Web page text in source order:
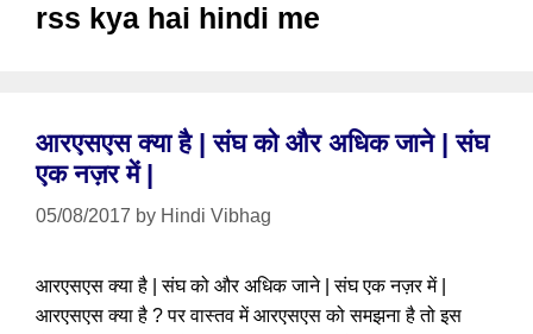
rss kya hai hindi me
आरएसएस क्या है | संघ को और अधिक जाने | संघ
एक नज़र में |
05/08/2017 by Hindi Vibhag
आरएसएस क्या है | संघ को और अधिक जाने | संघ एक नज़र में |
आरएसएस क्या है ? पर वास्तव में आरएसएस को समझना है तो इस